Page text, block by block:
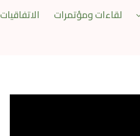
لقاءات ومؤتمرات الاتفاقيات